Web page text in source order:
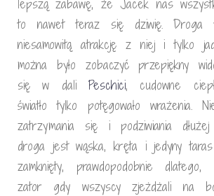
lepszą zabawę, że Jacek nas
to nawet teraz się dziwię. Droga
niesamowitą atrakcję z niej i tylko
można było zobaczyć przepiękny
się w dali Peschici, cudowne
światło tylko potęgowało wrażenia.
zatrzymania się i podziwiania
droga jest wąska, kręta i jedyny taras
zamknięty, prawdopodobnie
zator gdy wszyscy zjeżdżali na